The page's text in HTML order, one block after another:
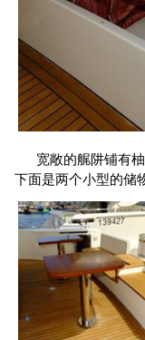
宽敞的艉阱铺有柚
下面是两个小型的储